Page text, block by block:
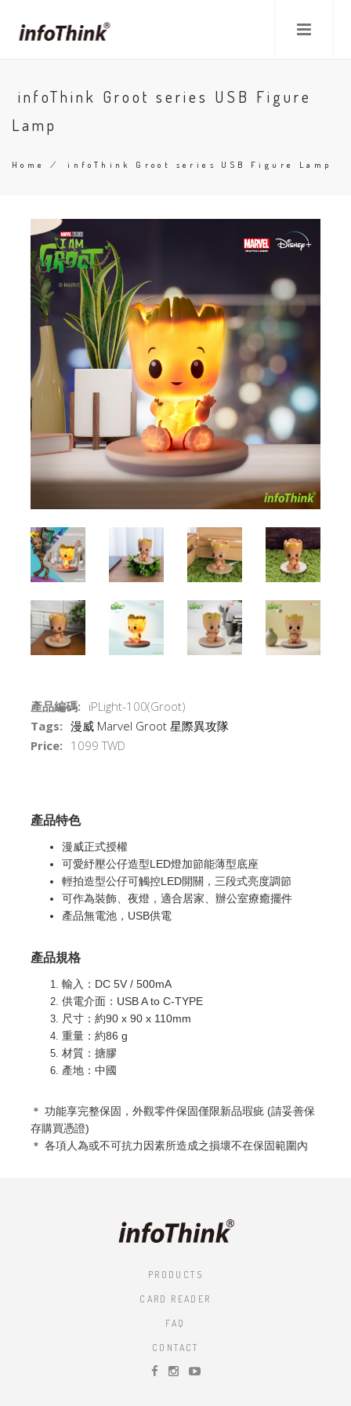
main
infoThink Groot series USB Figure
Lamp
Home / infoThink Groot series USB Figure Lamp
產品編碼: iPLight-100(Groot)
Tags: 漫威 Marvel Groot 星際異攻隊
Price: 1099 TWD
產品特色
漫威正式授權
可愛紓壓公仔造型LED燈加節能薄型底座
輕拍造型公仔可觸控LED開關，三段式亮度調節
可作為裝飾、夜燈，適合居家、辦公室療癒擺件
產品無電池，USB供電
產品規格
輸入：DC 5V / 500mA
供電介面：USB A to C-TYPE
尺寸：約90 x 90 x 110mm
重量：約86 g
材質：搪膠
產地：中國
＊ 功能享完整保固，外觀零件保固僅限新品瑕疵 (請妥善保
存購買憑證)
＊ 各項人為或不可抗力因素所造成之損壞不在保固範圍內
PRODUCTS
CARD READER
FAQ
CONTACT